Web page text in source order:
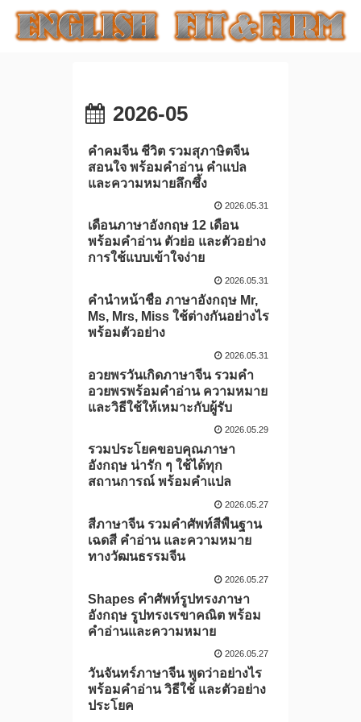
2026-05
คําคมจีน ชีวิต รวมสุภาษิตจีน
สอนใจ พร้อมคำอ่าน คำแปล
และความหมายลึกซึ้ง
2026.05.31
เดือนภาษาอังกฤษ 12 เดือน
พร้อมคำอ่าน ตัวย่อ และตัวอย่าง
การใช้แบบเข้าใจง่าย
2026.05.31
คํานําหน้าชื่อ ภาษาอังกฤษ Mr,
Ms, Mrs, Miss ใช้ต่างกันอย่างไร
พร้อมตัวอย่าง
2026.05.31
อวยพรวันเกิดภาษาจีน รวมคำ
อวยพรพร้อมคำอ่าน ความหมาย
และวิธีใช้ให้เหมาะกับผู้รับ
2026.05.29
รวมประโยคขอบคุณภาษา
อังกฤษ น่ารัก ๆ ใช้ได้ทุก
สถานการณ์ พร้อมคำแปล
2026.05.27
สีภาษาจีน รวมคำศัพท์สีพื้นฐาน
เฉดสี คำอ่าน และความหมาย
ทางวัฒนธรรมจีน
2026.05.27
Shapes คำศัพท์รูปทรงภาษา
อังกฤษ รูปทรงเรขาคณิต พร้อม
คำอ่านและความหมาย
2026.05.27
วันจันทร์ภาษาจีน พูดว่าอย่างไร
พร้อมคำอ่าน วิธีใช้ และตัวอย่าง
ประโยค